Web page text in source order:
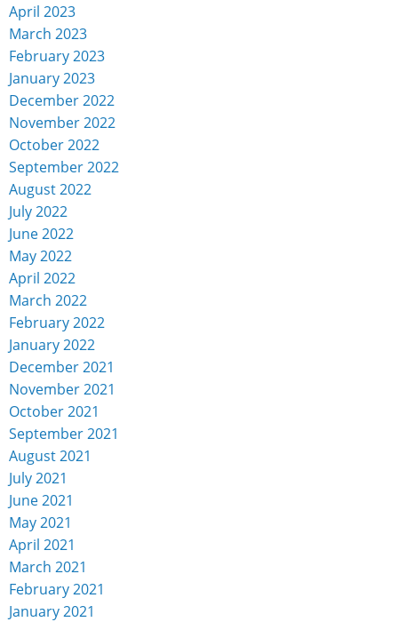
April 2023
March 2023
February 2023
January 2023
December 2022
November 2022
October 2022
September 2022
August 2022
July 2022
June 2022
May 2022
April 2022
March 2022
February 2022
January 2022
December 2021
November 2021
October 2021
September 2021
August 2021
July 2021
June 2021
May 2021
April 2021
March 2021
February 2021
January 2021